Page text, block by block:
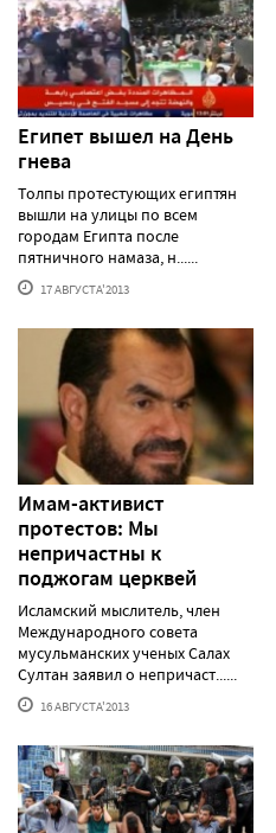
Египет вышел на День
гнева
Толпы протестующих египтян
вышли на улицы по всем
городам Египта после
пятничного намаза, н......
17 АВГУСТА'2013
Имам-активист
протестов: Мы
непричастны к
поджогам церквей
Исламский мыслитель, член
Международного совета
мусульманских ученых Салах
Султан заявил о непричаст......
16 АВГУСТА'2013